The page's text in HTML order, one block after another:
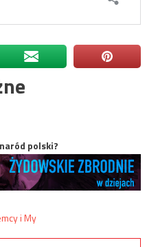
polski?